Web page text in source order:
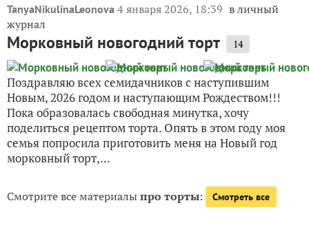
TanyaNikulinaLeonova 4 января 2026, 18:39 в личный
журнал
Морковный новогодний торт 14
Поздравляю всех семидачников с наступившим
Новым, 2026 годом и наступающим Рождеством!!!
Пока образовалась свободная минутка, хочу
поделиться рецептом торта. Опять в этом году моя
семья попросила приготовить меня на Новый год
морковный торт,...
Смотрите все материалыпро торты: Смотреть все